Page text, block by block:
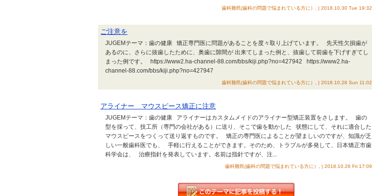
歯科難民(歯科の問題で悩まれている方に）, | 2018.10.30 Tue 19:32
ご注意を
JUGEMテーマ：歯の健康 矯正専門医に問題があることを度々取り上げています。 先天性欠損歯が
あるのに、さらに抜歯したために、奥歯に隙間が 出来てしまった例と、抜歯して前歯を下げすぎてし
まった例です。 https://www2.ha-channel-88.com/bbs/kiji.php?no=427942 https://www2.ha-
channel-88.com/bbs/kiji.php?no=427947
歯科難民(歯科の問題で悩まれている方に）, | 2018.10.28 Sun 11:02
アライナー マウスピース矯正に注意
JUGEMテーマ：歯の健康 アライナーはカスタムメイドのアライナー型矯正装置をさします。 歯の
型を採って、技工所（専門の会社がある）に送り、そこで歯を動かした 状態にして、それに適合した
マウスピースをつくって送り返すものです。 矯正の専門医によることが望ましいのですが、知識が乏
しい一般歯科医でも、 手軽に行えることができます。そのため、トラブルが多発して、日本矯正市歯
科学会は、 治療指針を発表しています。名前は指針ですが、注...
歯科難民(歯科の問題で悩まれている方に）, | 2018.10.26 Fri 17:09